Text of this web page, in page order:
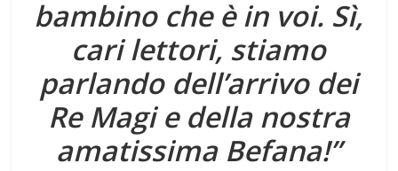
bambino che è in voi. Sì,
cari lettori, stiamo
parlando dell’arrivo dei
Re Magi e della nostra
amatissima Befana!”